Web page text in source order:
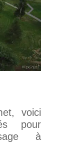
voici
pour
à